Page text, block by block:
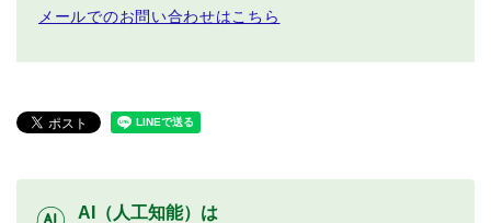
メールでのお問い合わせはこちら
AI（人工知能）は